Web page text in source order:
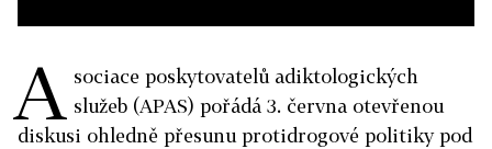
A sociace poskytovatelů adiktologických
služeb (APAS) pořádá 3. června otevřenou
diskusi ohledně přesunu protidrogové politiky pod